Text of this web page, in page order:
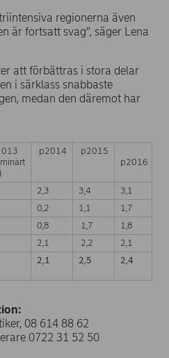
regionerna även
är fortsatt svag”, säger Lena
att förbättras i stora delar
i särklass snabbaste
medan den däremot har
p2014
p2015
p2016
2,3 3,4
3,1
0,2 1,1
1,7
0,8 1,7
1,8
2,1 2,2
2,1
2,1 2,5 2,4
08 614 88 62
0722 31 52 50